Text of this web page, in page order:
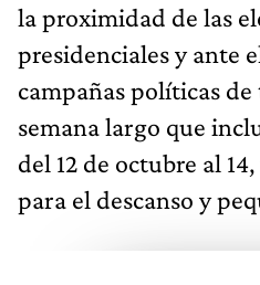
la proximidad de las
presidenciales y ante
campañas políticas
semana largo que
del 12 de octubre al
para el descanso y